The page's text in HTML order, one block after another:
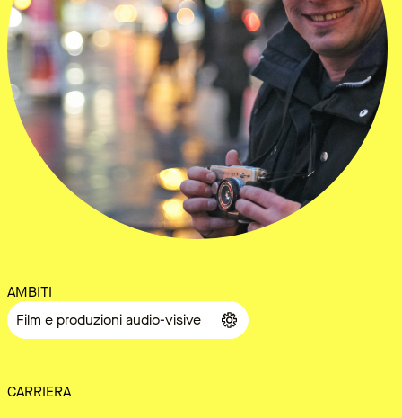
AMBITI
Film e produzioni audio-visive
CARRIERA